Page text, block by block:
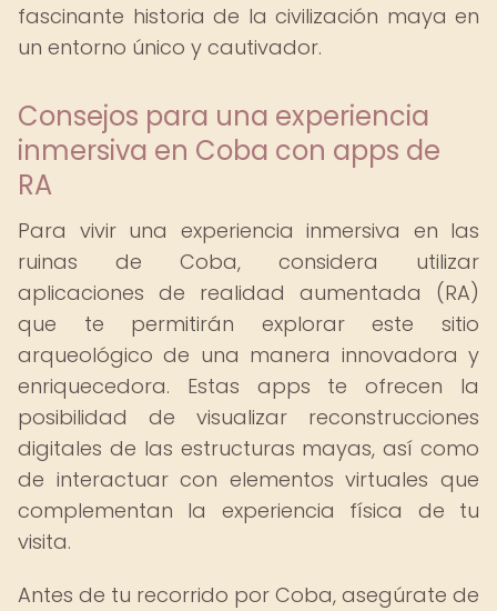
fascinante historia de la civilización maya en
un entorno único y cautivador.
Consejos para una experiencia
inmersiva en Coba con apps de
RA
Para vivir una experiencia inmersiva en las
ruinas de Coba, considera utilizar
aplicaciones de realidad aumentada (RA)
que te permitirán explorar este sitio
arqueológico de una manera innovadora y
enriquecedora. Estas apps te ofrecen la
posibilidad de visualizar reconstrucciones
digitales de las estructuras mayas, así como
de interactuar con elementos virtuales que
complementan la experiencia física de tu
visita.
Antes de tu recorrido por Coba, asegúrate de